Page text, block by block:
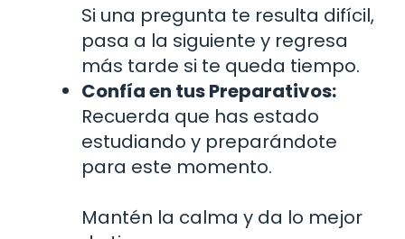
Si una pregunta te resulta difícil,
pasa a la siguiente y regresa
más tarde si te queda tiempo.
Confía en tus Preparativos:
Recuerda que has estado
estudiando y preparándote
para este momento.
Mantén la calma y da lo mejor